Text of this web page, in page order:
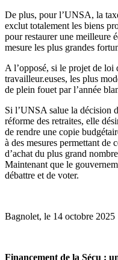
De plus, pour l’UNSA, la
exclut totalement les biens
pour restaurer une meilleure
mesure les plus grandes
A l’opposé, si le projet de loi
travailleur.euses, les plus
de plein fouet par l’année
Si l’UNSA salue la décision
réforme des retraites, elle
de rendre une copie
à des mesures permettant de
d’achat du plus grand
Maintenant que le
débattre et de voter.
Bagnolet, le 14 octobre 2025
Financement de la Sécu :